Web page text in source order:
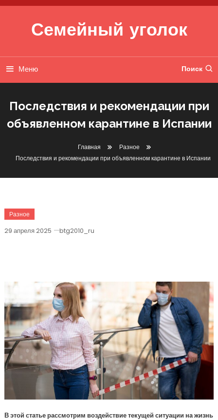
Перейти к содержимому
Семейный уголок
Меню Поиск
Последствия и рекомендации при
объявленном карантине в Испании
Главная
Разное
Последствия и рекомендации при объявленном карантине в Испании
Разное
29 апреля 2025 btg2010_ru
В этой статье рассмотрим воздействие текущей ситуации на жизнь